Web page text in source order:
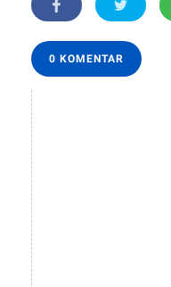
0 KOMENTAR